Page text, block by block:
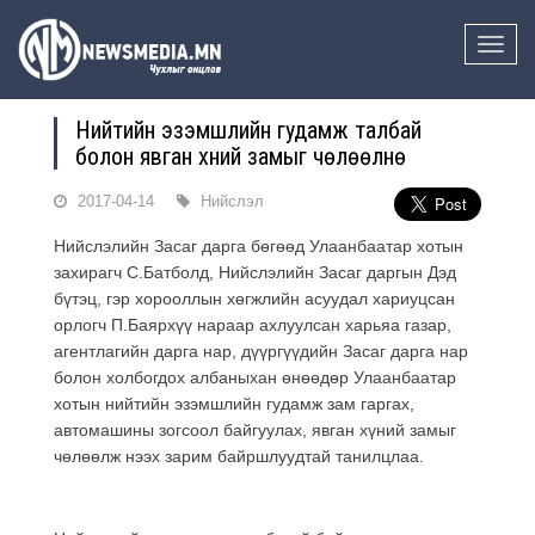
Toggle
Нийтийн эзэмшлийн гудамж талбай
болон явган хүний замыг чөлөөлнө
2017-04-14 Нийслэл
Нийслэлийн Засаг дарга бөгөөд Улаанбаатар хотын
захирагч С.Батболд, Нийслэлийн Засаг даргын Дэд
бүтэц, гэр хорооллын хөгжлийн асуудал хариуцсан
орлогч П.Баярхүү нараар ахлуулсан харьяа газар,
агентлагийн дарга нар, дүүргүүдийн Засаг дарга нар
болон холбогдох албаныхан өнөөдөр Улаанбаатар
хотын нийтийн эзэмшлийн гудамж зам гаргах,
автомашины зогсоол байгуулах, явган хүний замыг
чөлөөлж нээх зарим байршлуудтай танилцлаа.